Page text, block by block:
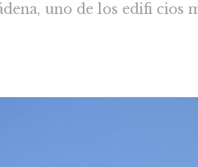
uno de los edifi cios